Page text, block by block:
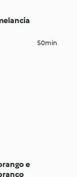
50min
e